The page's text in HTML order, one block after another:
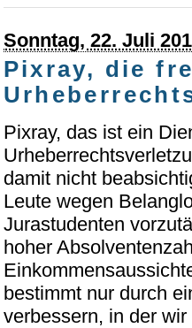
Sonntag, 22. Juli
Pixray, die
Pixray, das ist ein
damit nicht
Leute wegen
Jurastudenten
hoher
bestimmt nur durch
verbessern, in der wir